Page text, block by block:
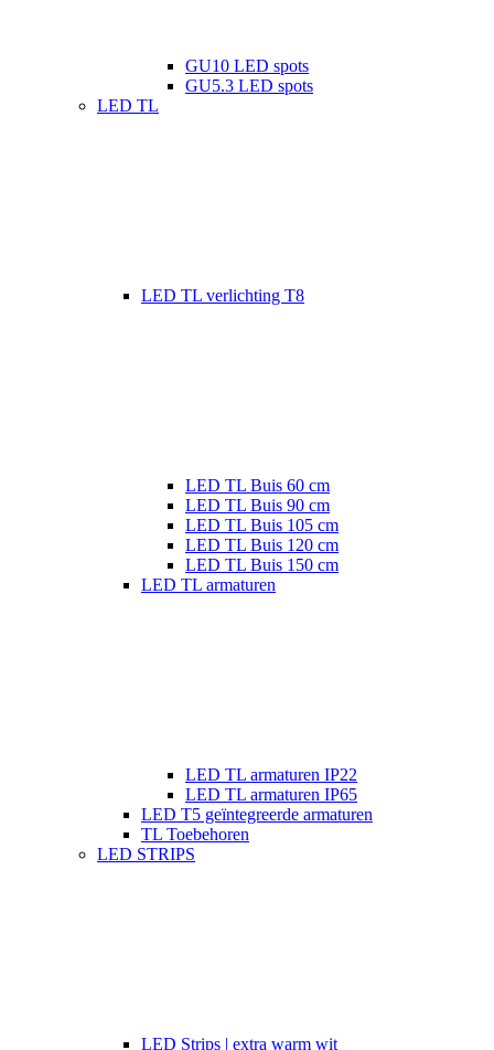
GU10 LED spots
GU5.3 LED spots
LED TL
LED TL verlichting T8
LED TL Buis 60 cm
LED TL Buis 90 cm
LED TL Buis 105 cm
LED TL Buis 120 cm
LED TL Buis 150 cm
LED TL armaturen
LED TL armaturen IP22
LED TL armaturen IP65
LED T5 geïntegreerde armaturen
TL Toebehoren
LED STRIPS
LED Strips | extra warm wit